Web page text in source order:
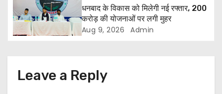
a
t
o
धनबाद के विकास को मिलेगी नई रफ्तार, 200
करोड़ की योजनाओं पर लगी मुहर
Aug 9, 2026 Admin
Leave a Reply